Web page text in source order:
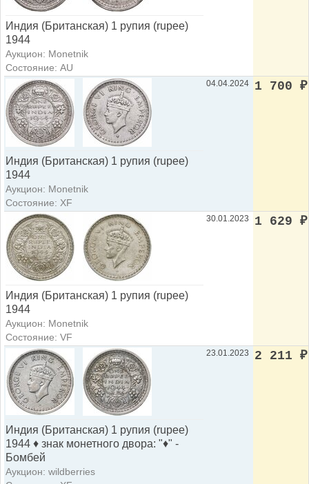
Индия (Британская) 1 рупия (rupee)
1944
Аукцион: Monetnik
Состояние: AU
Индия (Британская) 1 рупия (rupee)
1944
Аукцион: Monetnik
Состояние: XF
04.04.2024 1 700 ₽
Индия (Британская) 1 рупия (rupee)
1944
Аукцион: Monetnik
Состояние: VF
30.01.2023 1 629 ₽
Индия (Британская) 1 рупия (rupee)
1944 ♦ знак монетного двора: "♦" -
Бомбей
Аукцион: wildberries
23.01.2023 2 211 ₽